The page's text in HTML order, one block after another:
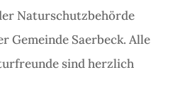
Naturschutzbehörde
Gemeinde Saerbeck. Alle
sind herzlich